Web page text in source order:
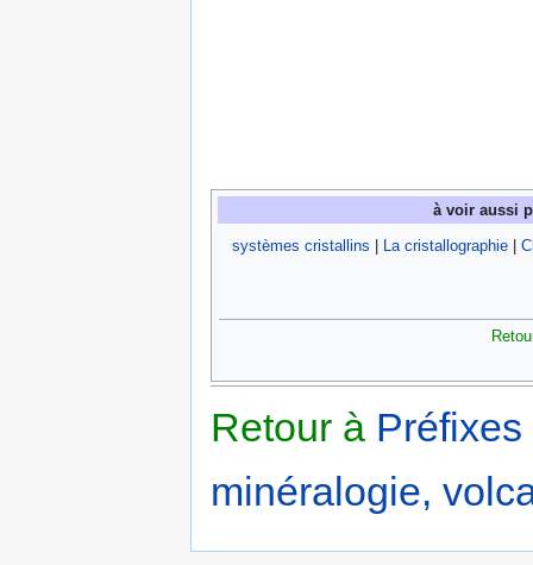
à voir aussi
systèmes cristallins
La cristallographie|
Retour à
minéralogie,